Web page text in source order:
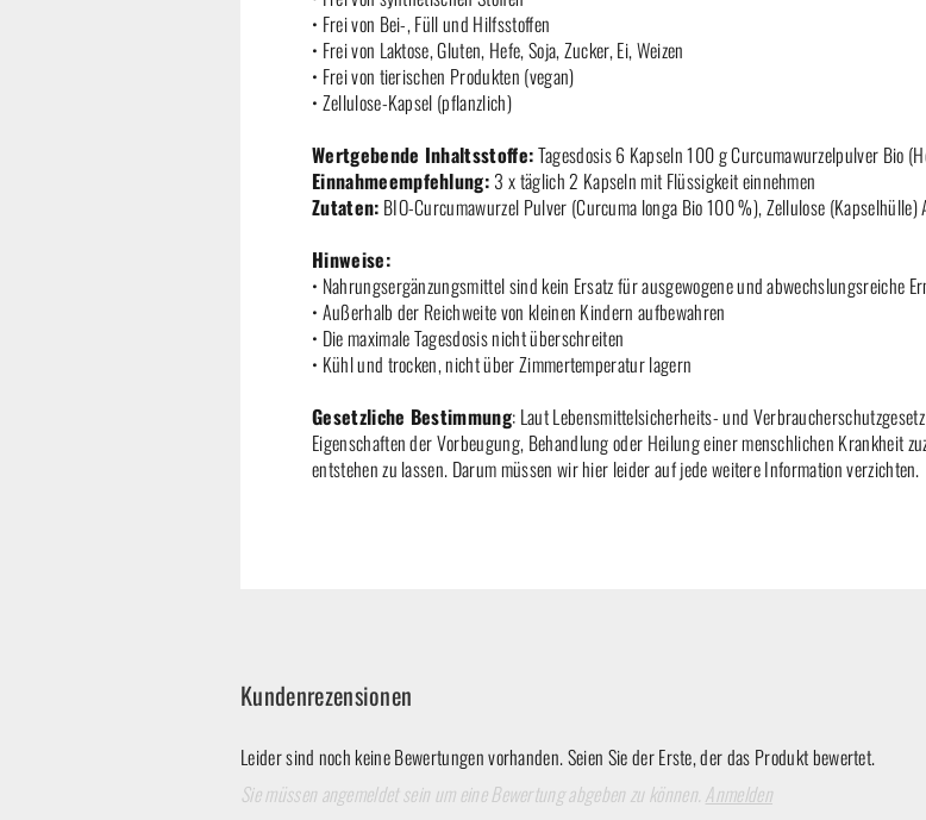
• Frei von Bei-, Füll und Hilfsstoffen
• Frei von Laktose, Gluten, Hefe, Soja, Zucker, Ei, Weizen
• Frei von tierischen Produkten (vegan)
• Zellulose-Kapsel (pflanzlich)
Wertgebende Inhaltsstoffe:Tagesdosis 6 Kapseln 100 g Curcumawurzelpulver Bio
Einnahmeempfehlung: 3 x täglich 2 Kapseln mit Flüssigkeit einnehmen
Zutaten: BIO-Curcumawurzel Pulver (Curcuma longa Bio 100 %), Zellulose
Hinweise:
• Nahrungsergänzungsmittel sind kein Ersatz für ausgewogene und abwechslungsreiche
• Außerhalb der Reichweite von kleinen Kindern aufbewahren
• Die maximale Tagesdosis nicht überschreiten
• Kühl und trocken, nicht über Zimmertemperatur lagern
Gesetzliche Bestimmung: Laut Lebensmittelsicherheits- und
Eigenschaften der Vorbeugung, Behandlung oder Heilung einer menschlichen Krankheit
entstehen zu lassen. Darum müssen wir hier leider auf jede weitere Information verzichten.
Kundenrezensionen
Leider sind noch keine Bewertungen vorhanden. Seien Sie der Erste, der das Produkt bewertet.
Sie müssen angemeldet sein um eine Bewertung abgeben zu können. Anmelden